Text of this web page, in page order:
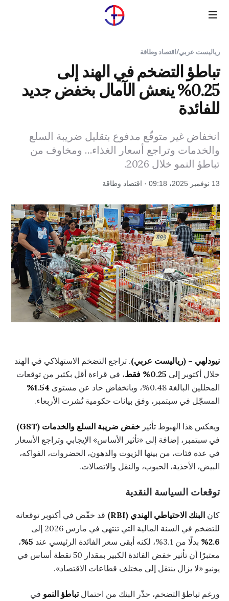
Menu
رياليست عربي/اقتصاد وطاقة
تباطؤ التضخم في الهند إلى
0.25% ينعش الآمال بخفض جديد
للفائدة
انخفاض غير متوقّع مدفوع بتقليل ضريبة السلع
والخدمات وتراجع أسعار الغذاء… ومخاوف من
تباطؤ النمو خلال 2026.
13 نوفمبر 2025، 09:18 · اقتصاد وطاقة
نيودلهي – (رياليست عربي). تراجع التضخم الاستهلاكي في الهند
خلال أكتوبر إلى 0.25% فقط
، في قراءة أقل بكثير من توقعات
المحللين البالغة 0.48%، وبانخفاض حاد عن مستوى
1.54%
المسجّل في سبتمبر، وفق بيانات حكومية نُشرت الأربعاء.
ويعكس هذا الهبوط تأثير خفض ضريبة السلع والخدمات (GST)
في سبتمبر، إضافة إلى «تأثير الأساس» الإيجابي وتراجع الأسعار
في عدة فئات، من بينها الزيوت والدهون، الخضروات، الفواكه،
البيض، الأحذية، الحبوب، والنقل والاتصالات.
توقعات السياسة النقدية
كان البنك الاحتياطي الهندي (RBI)
قد خفّض في أكتوبر توقعاته
للتضخم في السنة المالية التي تنتهي في مارس 2026 إلى
2.6%
بدلًا من 3.1%، لكنه أبقى سعر الفائدة الرئيسي عند 5%
،
معتبرًا أن تأثير خفض الفائدة الكبير بمقدار 50 نقطة أساس في
يونيو «لا يزال ينتقل إلى مختلف قطاعات الاقتصاد».
ورغم تباطؤ التضخم، حذّر البنك من احتمالتباطؤ النمو في